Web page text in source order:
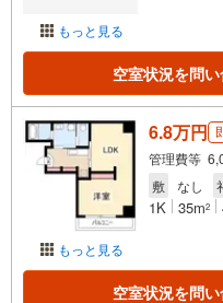
もっと見る
空室状況を問
もっと見る
6.8万円
管理費等
敷
なし
1K 35m2
空室状況を問